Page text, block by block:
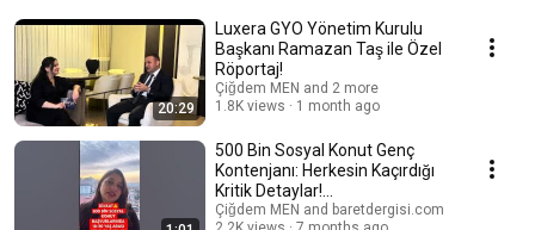
20:29
Luxera GYO Yönetim Kurulu
Başkanı Ramazan Taş ile Özel
Röportaj!
Çiğdem MEN and 2 more
1.8K views
1 month ago
500 Bin Sosyal Konut Genç
Kontenjanı: Herkesin Kaçırdığı
Kritik Detaylar!
#500binsosyalkonut
Çiğdem MEN and baretdergisi.com